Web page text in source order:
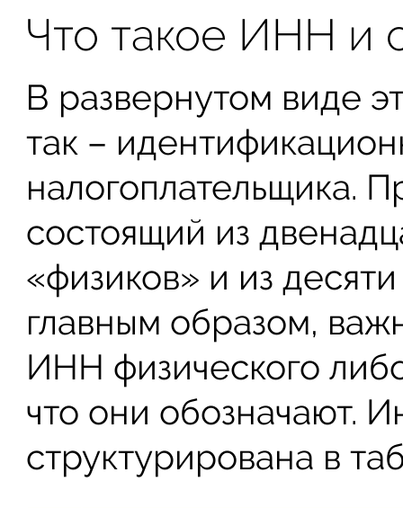
Что такое ИНН и
В развернутом виде
так –
налогоплательщика.
состоящий из
«физиков» и из
главным образом,
ИНН физического
что они обозначают.
структурирована в